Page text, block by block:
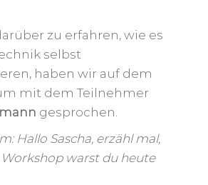
zu erfahren, wie es
selbst
haben wir auf dem
mit dem Teilnehmer
gesprochen.
Hallo Sascha, erzähl mal,
warst du heute